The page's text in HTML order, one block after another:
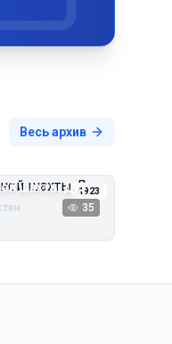
Весь архив
1923
шахты Дуэ
35